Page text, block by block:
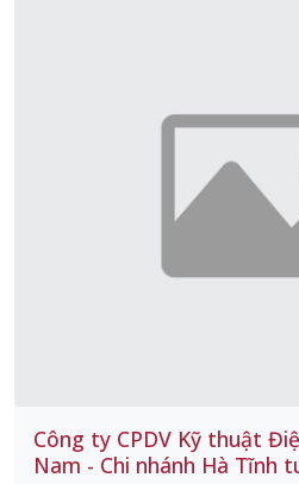
Công ty CPDV Kỹ thuật
Nam - Chi nhánh Hà Tĩnh